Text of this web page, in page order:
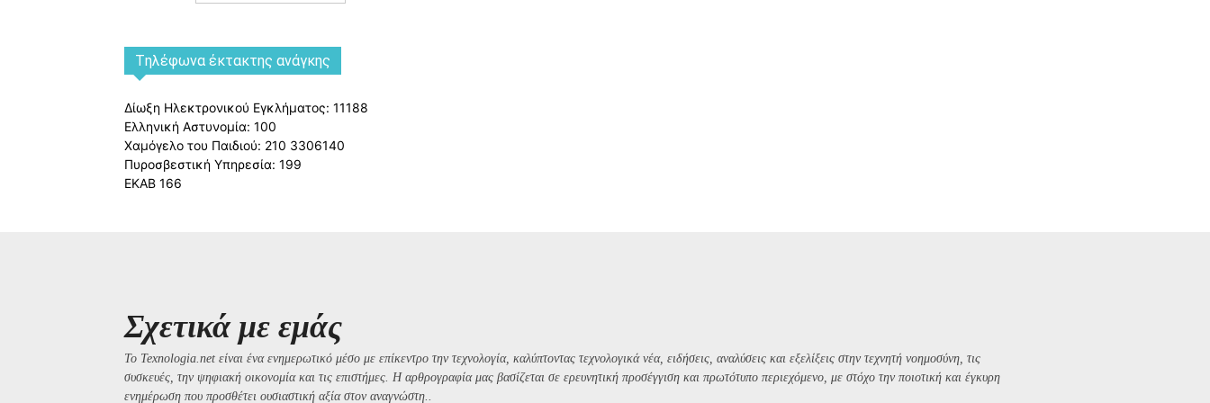
Tηλέφωνα έκτακτης ανάγκης
Δίωξη Ηλεκτρονικού Εγκλήματος: 11188
Ελληνική Αστυνομία: 100
Χαμόγελο του Παιδιού: 210 3306140
Πυροσβεστική Υπηρεσία: 199
ΕΚΑΒ 166
Σχετικά με εμάς
Το Texnologia.net είναι ένα ενημερωτικό μέσο με επίκεντρο την τεχνολογία, καλύπτοντας τεχνολογικά νέα, ειδήσεις, αναλύσεις και εξελίξεις στην τεχνητή νοημοσύνη, τις
συσκευές, την ψηφιακή οικονομία και τις επιστήμες. Η αρθρογραφία μας βασίζεται σε ερευνητική προσέγγιση και πρωτότυπο περιεχόμενο, με στόχο την ποιοτική και έγκυρη
ενημέρωση που προσθέτει ουσιαστική αξία στον αναγνώστη..